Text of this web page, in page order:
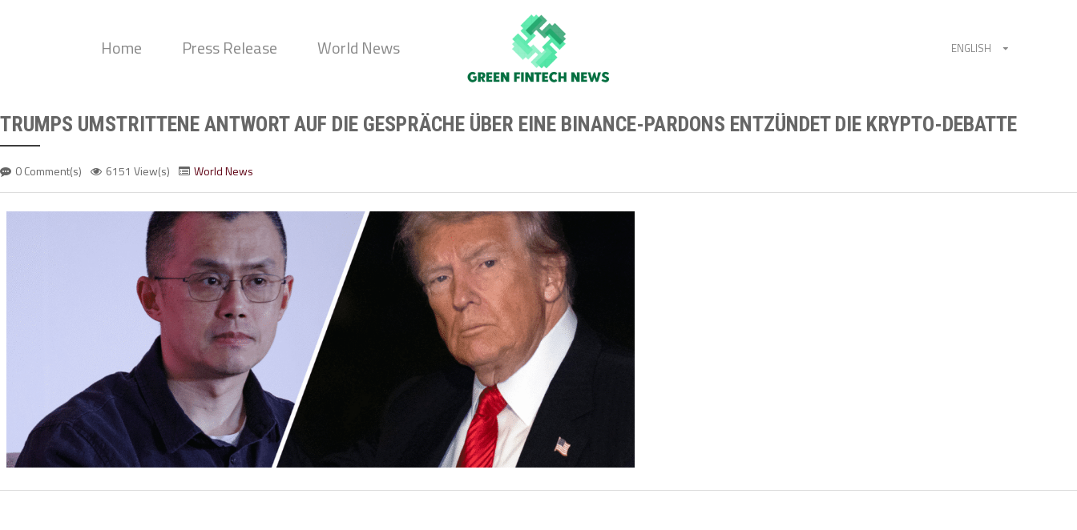
Home Press Release World News ENGLISH
TRUMPS UMSTRITTENE ANTWORT AUF DIE GESPRÄCHE ÜBER EINE BINANCE-PARDONS ENTZÜNDET DIE KRYPTO-DEBATTE
0 Comment(s) 6151 View(s) World News